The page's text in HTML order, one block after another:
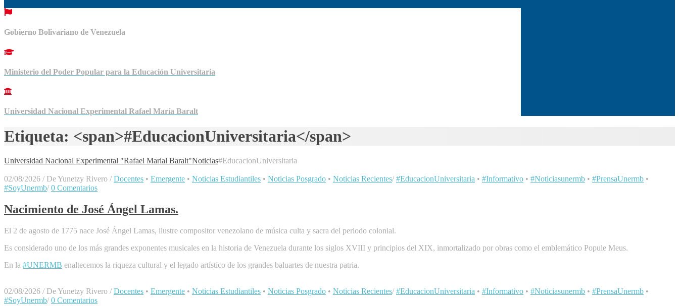
Gobierno Bolivariano de Venezuela
Ministerio del Poder Popular para la Educación Universitaria
Universidad Nacional Experimental Rafael María Baralt
Etiqueta: <span>#EducacionUniversitaria</span>
Universidad Nacional Experimental "Rafael Marial Baralt"Noticias#EducacionUniversitaria
02/08/2026 / De Yunetzy Rivero / Docentes • Emergente • Noticias Estudiantiles • Noticias Posgrado • Noticias Recientes/ #EducacionUniversitaria • #Informativo • #Noticiasunermb • #PrensaUnermb •
#SoyUnermb/ 0 Comentarios
Nacimiento de José Ángel Lamas.
El 2 de agosto de 1775 nace José Ángel Lamas, ilustre compositor venezolano de música culta y sacra del periodo colonial.
Es considerado uno de los más grandes exponentes musicales en la historia de Venezuela durante los siglos XVIII y principios del XIX, inmortalizado por obras como el emblemático Popule Meus.
En la #UNERMB enaltecemos la riqueza cultural y el legado artístico de los grandes baluartes de nuestra patria.
02/08/2026 / De Yunetzy Rivero / Docentes • Emergente • Noticias Estudiantiles • Noticias Posgrado • Noticias Recientes/ #EducacionUniversitaria • #Informativo • #Noticiasunermb • #PrensaUnermb •
#SoyUnermb/ 0 Comentarios